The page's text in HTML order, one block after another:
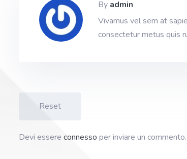
By admin
Vivamus vel sem at
consectetur metus quis
Reset
Devi essere connesso per inviare un commento.